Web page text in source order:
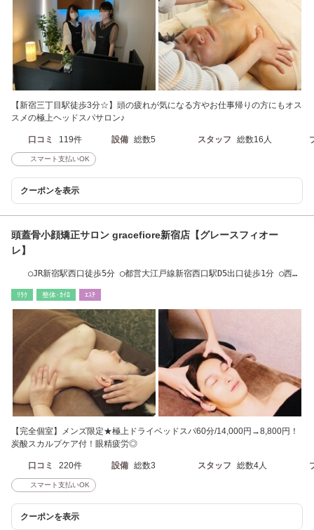
【新宿三丁目駅徒歩3分☆】頭の疲れが気になる方やお仕事帰りの方にもオス
スメの極上ヘッドスパサロン♪
口コミ 119件 設備 総数5 スタッフ 総数16人
スマート支払いOK
クーポンを表示
頭蓋骨小顔矯正サロン gracefiore新宿店【グレースフィオー
レ】
○JR新宿駅西口徒歩5分 ◯都営大江戸線新宿西口駅D5出口徒歩1分 ○西武
ﾘﾗｸ 整体･ｶｲﾛ ｴｽﾃ
【完全個室】メンズ限定★極上ドライベッドスパ60分/14,000円→8,800円！
炭酸スカルプケア付！眼精疲労◎
口コミ 220件 設備 総数3 スタッフ 総数4人
スマート支払いOK
クーポンを表示